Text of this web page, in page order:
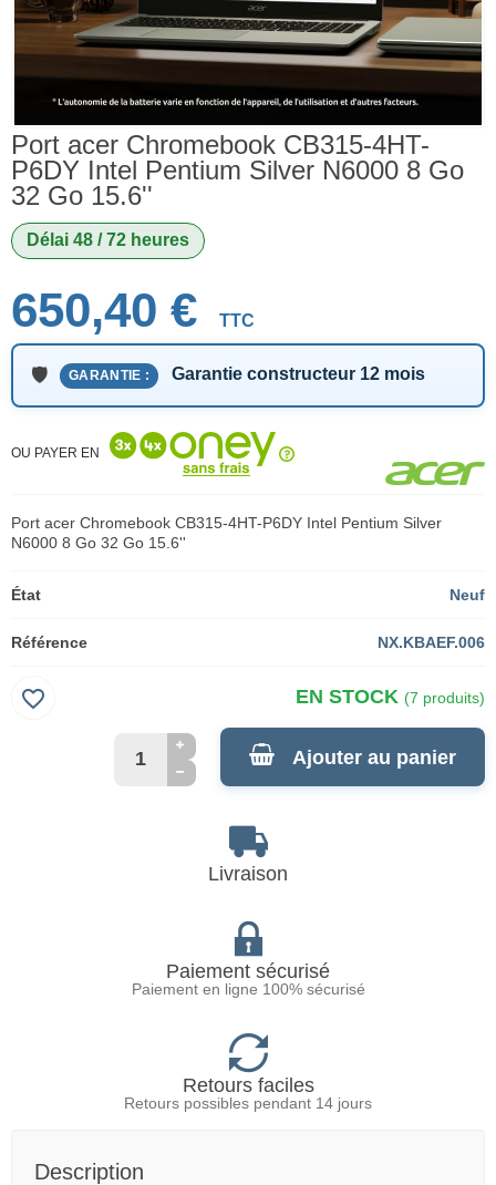
Port acer Chromebook CB315-4HT-
P6DY Intel Pentium Silver N6000 8 Go
32 Go 15.6''
Délai 48 / 72 heures
650,40 € TTC
GARANTIE : Garantie constructeur 12 mois
OU PAYER EN
Port acer Chromebook CB315-4HT-P6DY Intel Pentium Silver
N6000 8 Go 32 Go 15.6''
État Neuf
Référence NX.KBAEF.006
EN STOCK (7 produits)
Ajouter au panier
favorite_border
Livraison
Paiement sécurisé
Paiement en ligne 100% sécurisé
Retours faciles
Retours possibles pendant 14 jours
Description